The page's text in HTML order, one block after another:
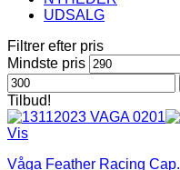
UDSALG
Filtrer efter pris
Mindste pris
Tilbud!
Vis
Våga Feather Racing Cap.